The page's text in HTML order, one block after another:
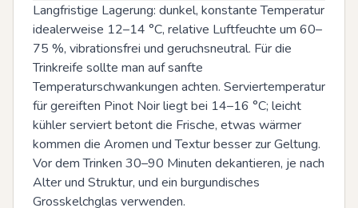
Langfristige Lagerung: dunkel, konstante Temperatur
idealerweise 12–14 °C, relative Luftfeuchte um 60–
75 %, vibrationsfrei und geruchsneutral. Für die
Trinkreife sollte man auf sanfte
Temperaturschwankungen achten. Serviertemperatur
für gereiften Pinot Noir liegt bei 14–16 °C; leicht
kühler serviert betont die Frische, etwas wärmer
kommen die Aromen und Textur besser zur Geltung.
Vor dem Trinken 30–90 Minuten dekantieren, je nach
Alter und Struktur, und ein burgundisches
Grosskelchglas verwenden.